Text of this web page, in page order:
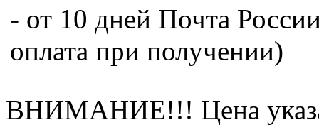
- от 10 дней Почта
оплата при получении)
ВНИМАНИЕ!!! Цена